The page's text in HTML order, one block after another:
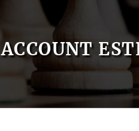
ACCOUNT